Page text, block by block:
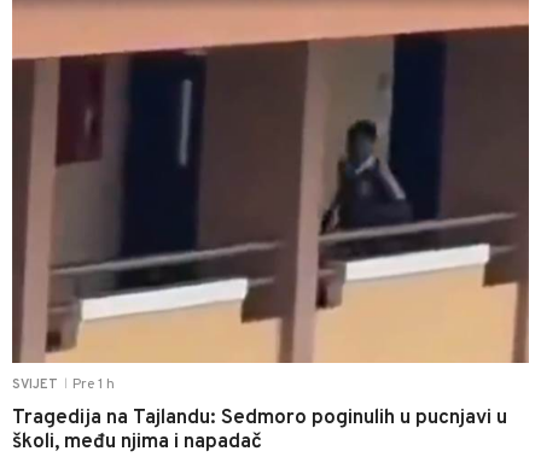
SVIJET Pre 1 h
Tragedija na Tajlandu: Sedmoro poginulih u pucnjavi u
školi, među njima i napadač